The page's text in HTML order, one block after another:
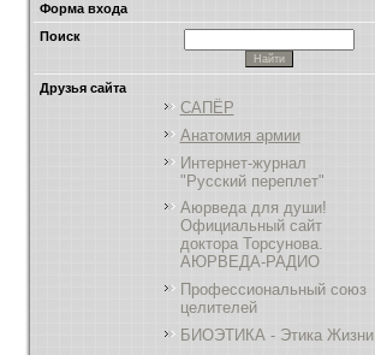
Форма входа
Поиск
Друзья сайта
САПЁР
Анатомия армии
Интернет-журнал
"Русский переплет"
Аюрведа для души!
Официальный сайт
доктора Торсунова.
АЮРВЕДА-РАДИО
Профессиональный союз
целителей
БИОЭТИКА - Этика Жизни